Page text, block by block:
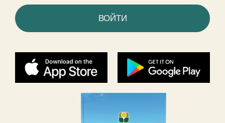
ВОЙТИ